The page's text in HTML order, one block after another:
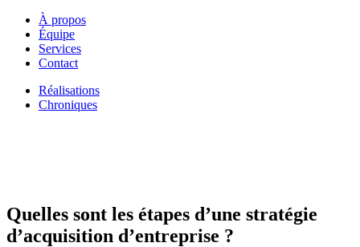
À propos
Équipe
Services
Contact
Réalisations
Chroniques
Quelles sont les étapes d’une stratégie
d’acquisition d’entreprise ?